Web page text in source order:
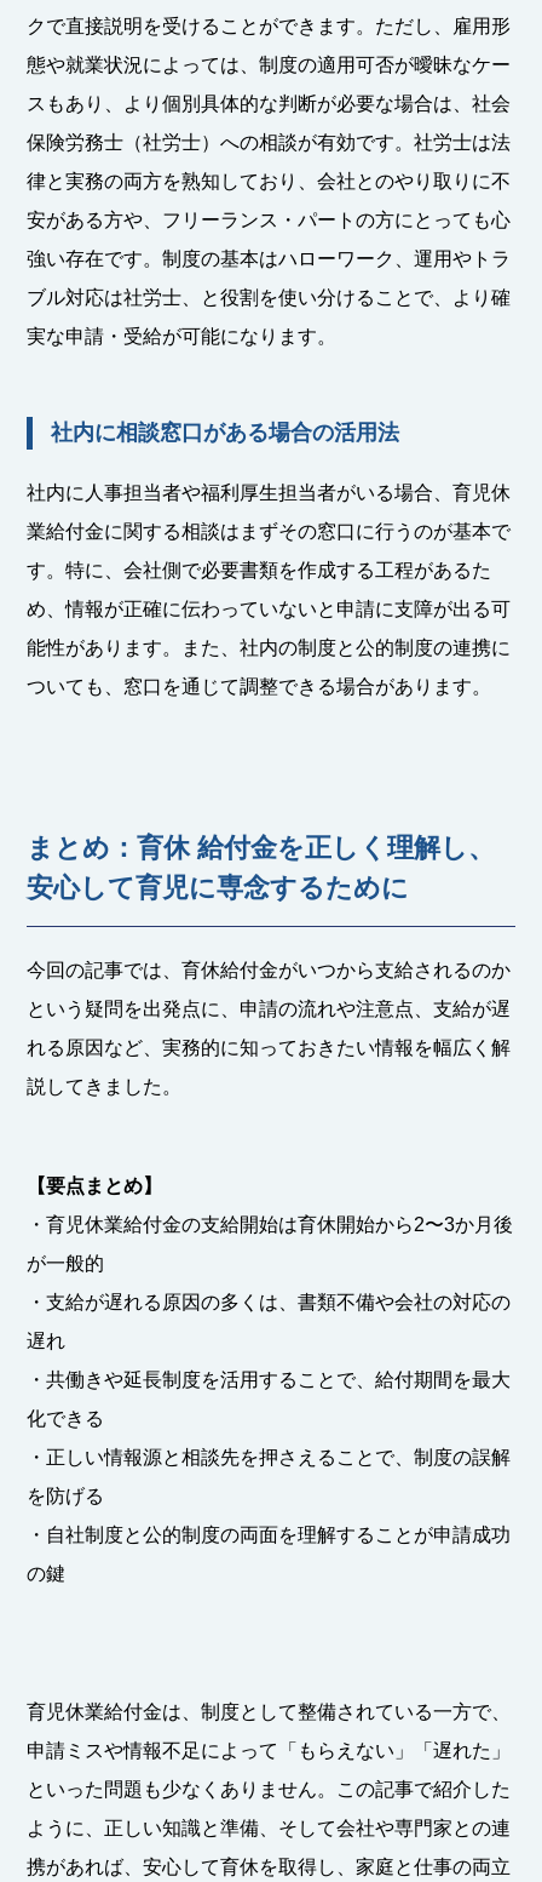
クで直接説明を受けることができます。ただし、雇用形
態や就業状況によっては、制度の適用可否が曖昧なケー
スもあり、より個別具体的な判断が必要な場合は、社会
保険労務士（社労士）への相談が有効です。社労士は法
律と実務の両方を熟知しており、会社とのやり取りに不
安がある方や、フリーランス・パートの方にとっても心
強い存在です。制度の基本はハローワーク、運用やトラ
ブル対応は社労士、と役割を使い分けることで、より確
実な申請・受給が可能になります。
社内に相談窓口がある場合の活用法
社内に人事担当者や福利厚生担当者がいる場合、育児休
業給付金に関する相談はまずその窓口に行うのが基本で
す。特に、会社側で必要書類を作成する工程があるた
め、情報が正確に伝わっていないと申請に支障が出る可
能性があります。また、社内の制度と公的制度の連携に
ついても、窓口を通じて調整できる場合があります。
まとめ：育休 給付金を正しく理解し、
安心して育児に専念するために
今回の記事では、育休給付金がいつから支給されるのか
という疑問を出発点に、申請の流れや注意点、支給が遅
れる原因など、実務的に知っておきたい情報を幅広く解
説してきました。
【要点まとめ】
・育児休業給付金の支給開始は育休開始から2〜3か月後
が一般的
・支給が遅れる原因の多くは、書類不備や会社の対応の
遅れ
・共働きや延長制度を活用することで、給付期間を最大
化できる
・正しい情報源と相談先を押さえることで、制度の誤解
を防げる
・自社制度と公的制度の両面を理解することが申請成功
の鍵
育児休業給付金は、制度として整備されている一方で、
申請ミスや情報不足によって「もらえない」「遅れた」
といった問題も少なくありません。この記事で紹介した
ように、正しい知識と準備、そして会社や専門家との連
携があれば、安心して育休を取得し、家庭と仕事の両立